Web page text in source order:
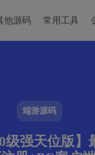
端游源码
强天位版
他源码 常用工具